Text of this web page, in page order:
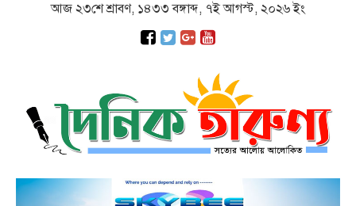
আজ ২৩শে শ্রাবণ, ১৪৩৩ বঙ্গাব্দ, ৭ই আগস্ট, ২০২৬ ইং